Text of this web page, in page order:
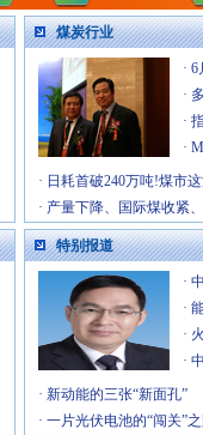
煤炭行业
· 6
·
·
·
· 日耗首破240万吨!煤市
· 产量下降、国际煤收
特别报道
·
·
·
·
· 新动能的三张“新面孔”
· 一片光伏电池的“闯关”